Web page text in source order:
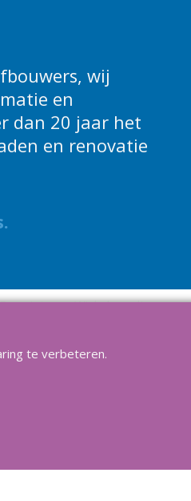
wij
en
dan 20 jaar het
en renovatie
.
Winkelmandje
te verbeteren.